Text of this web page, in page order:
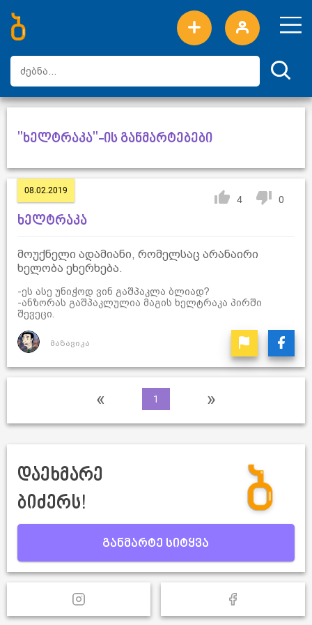
ახალი სიტყვები
ტოპ სიტყვები
დღის ტოპ სიტყვები
ტოპ მომხმარებლები
"ხელტრაკა"-ის განმარტებები
08.02.2019
4 0
ხელტრაკა
მოუქნელი ადამიანი, რომელსაც არანაირი
ხელობა ეხერხება.
-ეს ასე უნიჭოდ ვინ გაშპაკლა ბლიად?
-ანზორას გაშპაკლულია მაგის ხელტრაკა პირში
შევეცი.
მაზავიკა
« 1 »
დაეხმარე
ბიძერს!
განმარტე სიტყვა